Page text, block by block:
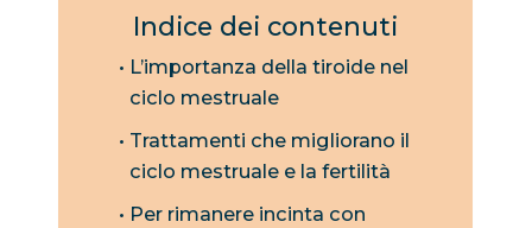
Indice dei contenuti
L’importanza della tiroide nel
ciclo mestruale
Trattamenti che migliorano il
ciclo mestruale e la fertilità
Per rimanere incinta con